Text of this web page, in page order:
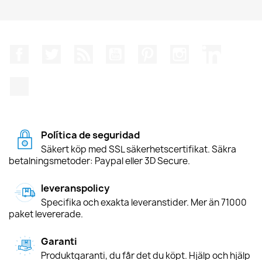
Política de seguridad
Säkert köp med SSL säkerhetscertifikat. Säkra
betalningsmetoder: Paypal eller 3D Secure.
leveranspolicy
Specifika och exakta leveranstider. Mer än 71000
paket levererade.
Garanti
Produktgaranti, du får det du köpt. Hjälp och hjälp